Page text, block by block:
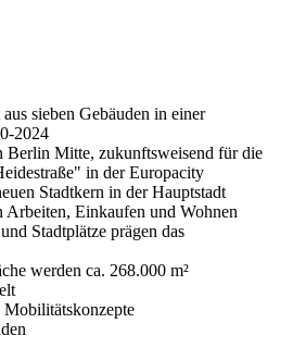
sieben Gebäuden in einer
2024
Berlin Mitte, zukunftsweisend für die
in der Europacity
Stadtkern in der Hauptstadt
Einkaufen und Wohnen
Stadtplätze prägen das
werden ca. 268.000 m²